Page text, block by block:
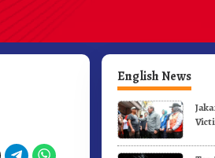
English News